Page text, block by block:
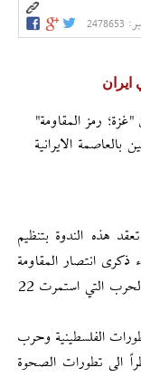
2478653
ايران
"غزة؛ رمز المقاومة"
بالعاصمة الايرانية
هذه الندوة بتنظيم
انتصار المقاومة
الإسلامية في قطاع غزة على النظام الصهيوني في الحرب التي استمرت 22
الفلسطينية وحرب
نظراً الى تطورات الصحوة